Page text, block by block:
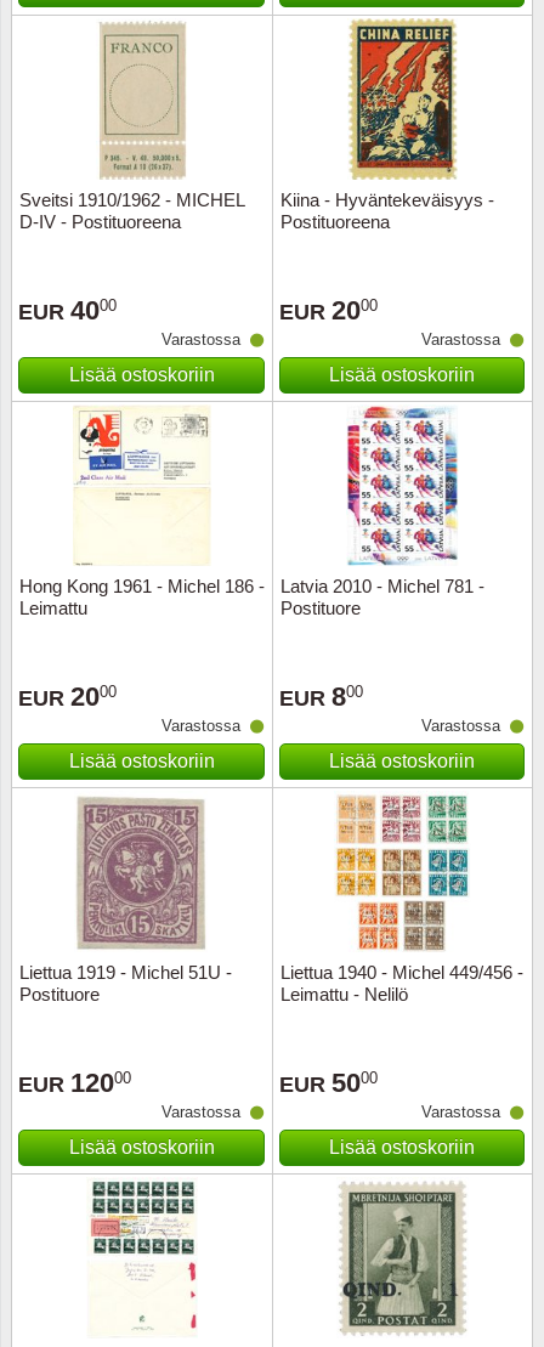
Sveitsi 1910/1962 - MICHEL
D-IV - Postituoreena
EUR 4000
Varastossa
Lisää ostoskoriin
Kiina - Hyväntekeväisyys -
Postituoreena
EUR 2000
Varastossa
Lisää ostoskoriin
Hong Kong 1961 - Michel 186 -
Leimattu
EUR 2000
Varastossa
Lisää ostoskoriin
Latvia 2010 - Michel 781 -
Postituore
EUR 800
Varastossa
Lisää ostoskoriin
Liettua 1919 - Michel 51U -
Postituore
EUR 12000
Varastossa
Lisää ostoskoriin
Liettua 1940 - Michel 449/456 -
Leimattu - Nelilö
EUR 5000
Varastossa
Lisää ostoskoriin